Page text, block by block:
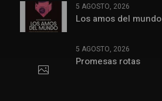
5 AGOSTO, 2026
Los amos del mundo
5 AGOSTO, 2026
Promesas rotas